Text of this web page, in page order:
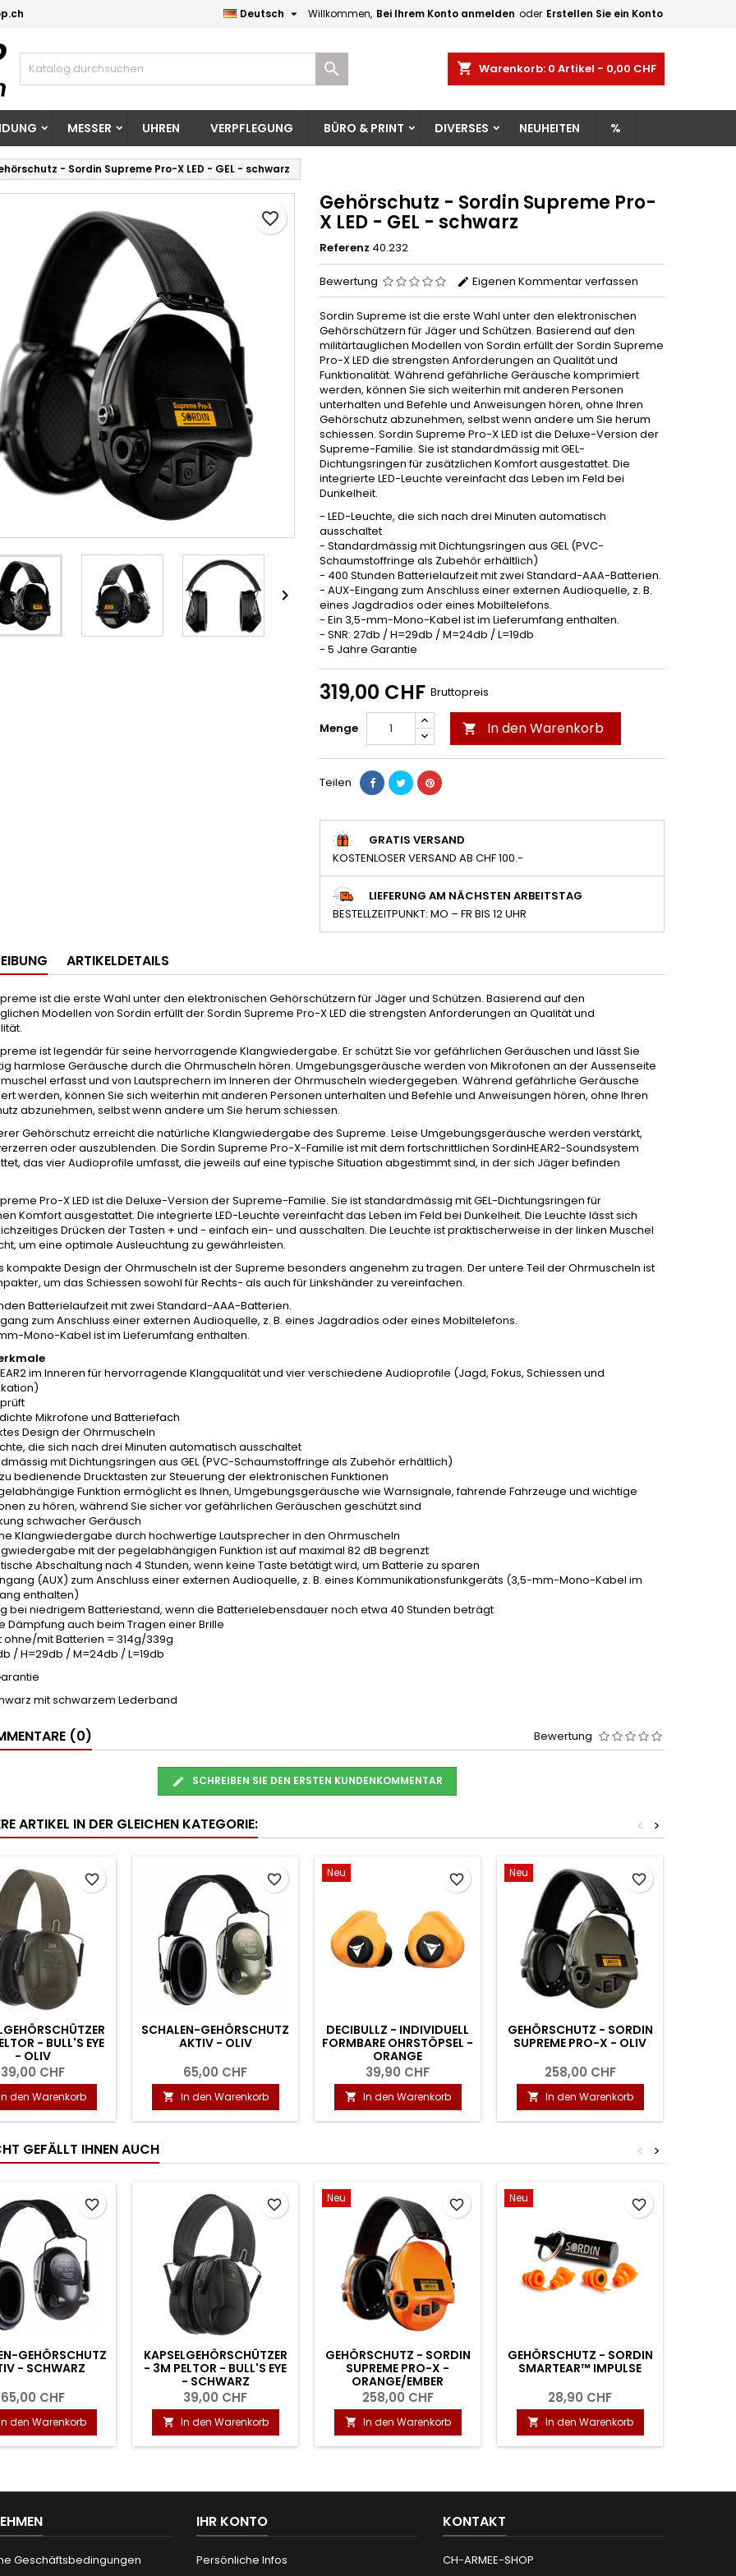
Willkommen, Bei Ihrem Konto anmelden oder Erstellen Sie ein Konto
Deutsch 
shopping_cart Warenkorb: 0 Artikel - 0,00 CHF

MESSER UHREN VERPFLEGUNG BÜRO & PRINT DIVERSES NEUHEITEN %
- Sordin Supreme Pro-X LED - GEL - schwarz

Gehörschutz - Sordin Supreme Pro-
X LED - GEL - schwarz
Referenz 40.232
Bewertung Eigenen Kommentar verfassen
Sordin Supreme ist die erste Wahl unter den elektronischen
Gehörschützern für Jäger und Schützen. Basierend auf den
militärtauglichen Modellen von Sordin erfüllt der Sordin Supreme
Pro-X LED die strengsten Anforderungen an Qualität und
Funktionalität. Während gefährliche Geräusche komprimiert
werden, können Sie sich weiterhin mit anderen Personen
unterhalten und Befehle und Anweisungen hören, ohne Ihren
Gehörschutz abzunehmen, selbst wenn andere um Sie herum
schiessen. Sordin Supreme Pro-X LED ist die Deluxe-Version der
Supreme-Familie. Sie ist standardmässig mit GEL-
Dichtungsringen für zusätzlichen Komfort ausgestattet. Die
integrierte LED-Leuchte vereinfacht das Leben im Feld bei
Dunkelheit.
- LED-Leuchte, die sich nach drei Minuten automatisch
ausschaltet
- Standardmässig mit Dichtungsringen aus GEL (PVC-
Schaumstoffringe als Zubehör erhältlich)
- 400 Stunden Batterielaufzeit mit zwei Standard-AAA-Batterien.
- AUX-Eingang zum Anschluss einer externen Audioquelle, z. B.
eines Jagdradios oder eines Mobiltelefons.
- Ein 3,5-mm-Mono-Kabel ist im Lieferumfang enthalten.
- SNR: 27db / H=29db / M=24db / L=19db
- 5 Jahre Garantie
319,00 CHF Bruttopreis
Menge  In den Warenkorb
favorite_border
Teilen
GRATIS VERSAND
KOSTENLOSER VERSAND AB CHF 100.-
LIEFERUNG AM NÄCHSTEN ARBEITSTAG
BESTELLZEITPUNKT: MO – FR BIS 12 UHR
ARTIKELDETAILS
ist die erste Wahl unter den elektronischen Gehörschützern für Jäger und Schützen. Basierend auf den
Modellen von Sordin erfüllt der Sordin Supreme Pro-X LED die strengsten Anforderungen an Qualität und
ist legendär für seine hervorragende Klangwiedergabe. Er schützt Sie vor gefährlichen Geräuschen und lässt Sie
harmlose Geräusche durch die Ohrmuscheln hören. Umgebungsgeräusche werden von Mikrofonen an der Aussenseite
erfasst und von Lautsprechern im Inneren der Ohrmuscheln wiedergegeben. Während gefährliche Geräusche
werden, können Sie sich weiterhin mit anderen Personen unterhalten und Befehle und Anweisungen hören, ohne Ihren
abzunehmen, selbst wenn andere um Sie herum schiessen.
Gehörschutz erreicht die natürliche Klangwiedergabe des Supreme. Leise Umgebungsgeräusche werden verstärkt,
oder auszublenden. Die Sordin Supreme Pro-X-Familie ist mit dem fortschrittlichen SordinHEAR2-Soundsystem
das vier Audioprofile umfasst, die jeweils auf eine typische Situation abgestimmt sind, in der sich Jäger befinden
Pro-X LED ist die Deluxe-Version der Supreme-Familie. Sie ist standardmässig mit GEL-Dichtungsringen für
Komfort ausgestattet. Die integrierte LED-Leuchte vereinfacht das Leben im Feld bei Dunkelheit. Die Leuchte lässt sich
Drücken der Tasten + und - einfach ein- und ausschalten. Die Leuchte ist praktischerweise in der linken Muschel
um eine optimale Ausleuchtung zu gewährleisten.
kompakte Design der Ohrmuscheln ist der Supreme besonders angenehm zu tragen. Der untere Teil der Ohrmuscheln ist
um das Schiessen sowohl für Rechts- als auch für Linkshänder zu vereinfachen.
Batterielaufzeit mit zwei Standard-AAA-Batterien.
zum Anschluss einer externen Audioquelle, z. B. eines Jagdradios oder eines Mobiltelefons.
Mono-Kabel ist im Lieferumfang enthalten.
im Inneren für hervorragende Klangqualität und vier verschiedene Audioprofile (Jagd, Fokus, Schiessen und
Mikrofone und Batteriefach
Design der Ohrmuscheln
die sich nach drei Minuten automatisch ausschaltet
mit Dichtungsringen aus GEL (PVC-Schaumstoffringe als Zubehör erhältlich)
bedienende Drucktasten zur Steuerung der elektronischen Funktionen
Funktion ermöglicht es Ihnen, Umgebungsgeräusche wie Warnsignale, fahrende Fahrzeuge und wichtige
zu hören, während Sie sicher vor gefährlichen Geräuschen geschützt sind
schwacher Geräusch
Klangwiedergabe durch hochwertige Lautsprecher in den Ohrmuscheln
mit der pegelabhängigen Funktion ist auf maximal 82 dB begrenzt
Abschaltung nach 4 Stunden, wenn keine Taste betätigt wird, um Batterie zu sparen
(AUX) zum Anschluss einer externen Audioquelle, z. B. eines Kommunikationsfunkgeräts (3,5-mm-Mono-Kabel im
enthalten)
bei niedrigem Batteriestand, wenn die Batterielebensdauer noch etwa 40 Stunden beträgt
Dämpfung auch beim Tragen einer Brille
ohne/mit Batterien = 314g/339g
/ H=29db / M=24db / L=19db
mit schwarzem Lederband
(0) Bewertung
SCHREIBEN SIE DEN ERSTEN KUNDENKOMMENTAR
ARTIKEL IN DER GLEICHEN KATEGORIE: >
<
- BULL'S EYE
- OLIV
39,00 CHF
den Warenkorb
favorite_border
SCHALEN-GEHÖRSCHUTZ
AKTIV - OLIV
65,00 CHF
 In den Warenkorb
favorite_border Neu
DECIBULLZ - INDIVIDUELL
FORMBARE OHRSTÖPSEL -
ORANGE
39,90 CHF
 In den Warenkorb
favorite_border Neu
GEHÖRSCHUTZ - SORDIN
SUPREME PRO-X - OLIV
258,00 CHF
 In den Warenkorb
favorite_border
GEFÄLLT IHNEN AUCH >
<
GEHÖRSCHUTZ
- SCHWARZ
65,00 CHF
den Warenkorb
favorite_border
KAPSELGEHÖRSCHÜTZER
- 3M PELTOR - BULL'S EYE
- SCHWARZ
39,00 CHF
 In den Warenkorb
favorite_border Neu
GEHÖRSCHUTZ - SORDIN
SUPREME PRO-X -
ORANGE/EMBER
258,00 CHF
 In den Warenkorb
favorite_border Neu
GEHÖRSCHUTZ - SORDIN
SMARTEAR™ IMPULSE
28,90 CHF
 In den Warenkorb
favorite_border
Geschäftsbedingungen
IHR KONTO
Persönliche Infos
KONTAKT
CH-ARMEE-SHOP
Wunschlisten
Neue Liste erstellen
erstellen
der Wunschliste
Abbrechen Wunschliste erstellen
müssen angemeldet sein, um Artikel Ihrer Wunschliste hinzufügen
Abbrechen